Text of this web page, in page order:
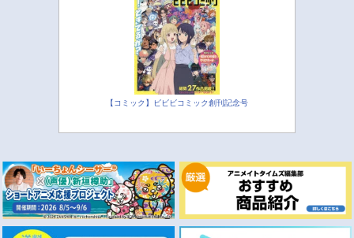
【コミック】ビビビコミック創刊記念号